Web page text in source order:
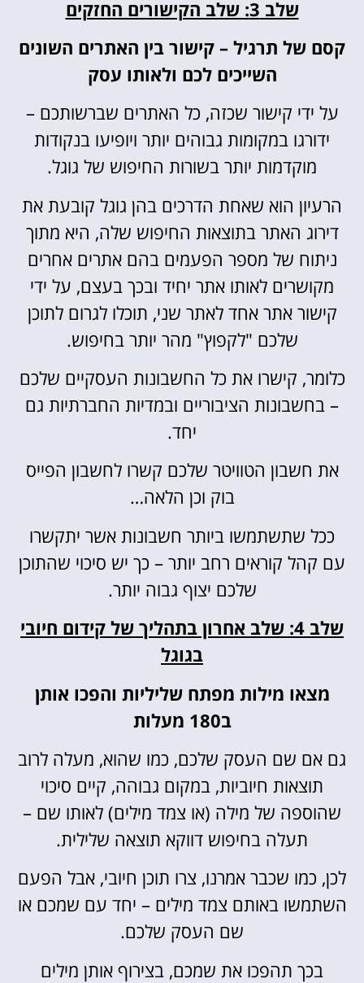
שלב 3: שלב הקישורים החזקים
קסם של תרגיל – קישור בין האתרים השונים
השייכים לכם ולאותו עסק
על ידי קישור שכזה, כל האתרים שברשותכם –
ידורגו במקומות גבוהים יותר ויופיעו בנקודות
מוקדמות יותר בשורות החיפוש של גוגל.
הרעיון הוא שאחת הדרכים בהן גוגל קובעת את
דירוג האתר בתוצאות החיפוש שלה, היא מתוך
ניתוח של מספר הפעמים בהם אתרים אחרים
מקושרים לאותו אתר יחיד ובכך בעצם, על ידי
קישור אתר אחד לאתר שני, תוכלו לגרום לתוכן
שלכם "לקפוץ" מהר יותר בחיפוש.
כלומר, קישרו את כל החשבונות העסקיים שלכם
– בחשבונות הציבוריים ובמדיות החברתיות גם
יחד.
את חשבון הטוויטר שלכם קשרו לחשבון הפייס
בוק וכן הלאה…
ככל שתשתמשו ביותר חשבונות אשר יתקשרו
עם קהל קוראים רחב יותר – כך יש סיכוי שהתוכן
שלכם יצוף גבוה יותר.
שלב 4: שלב אחרון בתהליך של קידום חיובי
בגוגל
מצאו מילות מפתח שליליות והפכו אותן
ב180 מעלות
גם אם שם העסק שלכם, כמו שהוא, מעלה לרוב
תוצאות חיוביות, במקום גבוהה, קיים סיכוי
שהוספה של מילה (או צמד מילים) לאותו שם –
תעלה בחיפוש דווקא תוצאה שלילית.
לכן, כמו שכבר אמרנו, צרו תוכן חיובי, אבל הפעם
השתמשו באותם צמד מילים – יחד עם שמכם או
שם העסק שלכם.
בכך תהפכו את שמכם, בצירוף אותן מילים